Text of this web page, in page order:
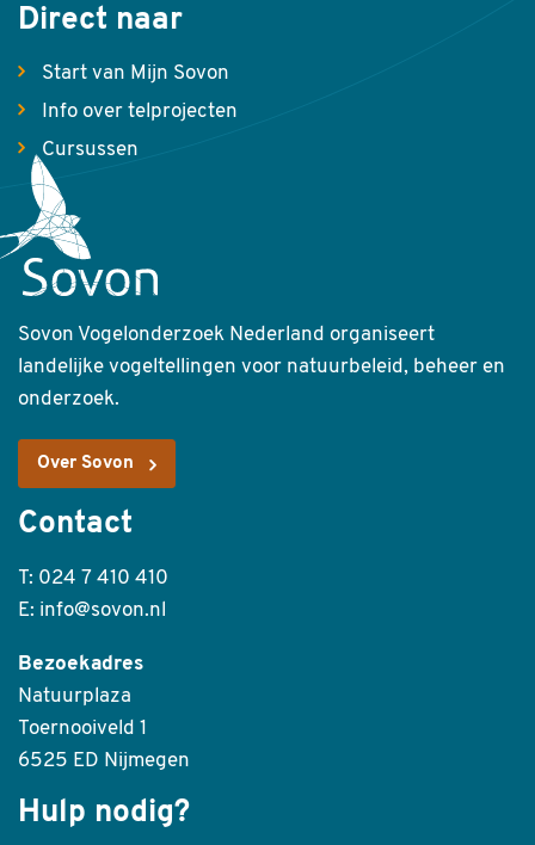
Direct naar
Start van Mijn Sovon
Info over telprojecten
Cursussen
Sovon Vogelonderzoek Nederland organiseert
landelijke vogeltellingen voor natuurbeleid, beheer en
onderzoek.
Over Sovon
Contact
T: 024 7 410 410
E: info@sovon.nl
Bezoekadres
Natuurplaza
Toernooiveld 1
6525 ED Nijmegen
Hulp nodig?